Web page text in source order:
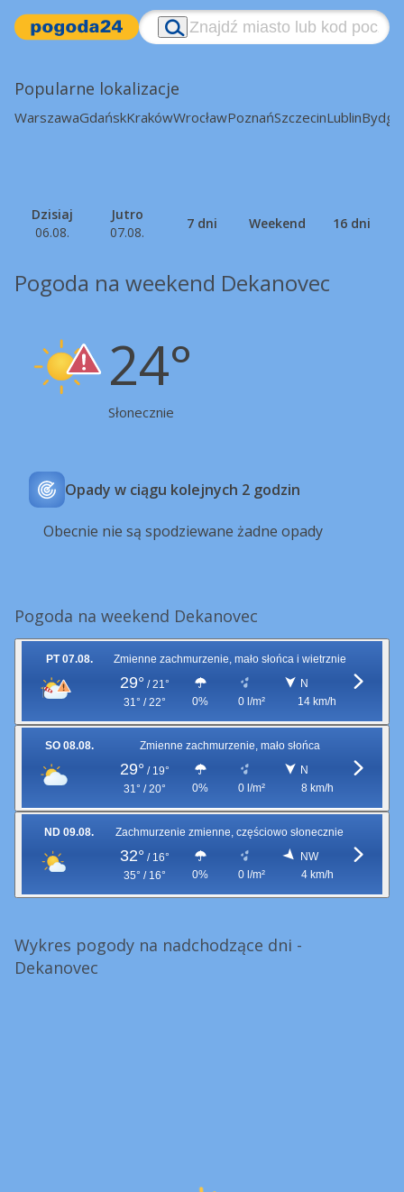
Popularne lokalizacje
WarszawaGdańskKrakówWrocławPoznańSzczecinLublin
Dzisiaj
06.08.
Jutro
07.08.
7 dni Weekend 16 dni
Pogoda na weekend Dekanovec
24°
Słonecznie
Opady w ciągu kolejnych 2 godzin
Obecnie nie są spodziewane żadne opady
Pogoda na weekend Dekanovec
PT 07.08. Zmienne zachmurzenie, mało słońca i wietrznie
29° / 21°
31° / 22°
0% 0 l/m²
N
14 km/h
SO 08.08. Zmienne zachmurzenie, mało słońca
29° / 19°
31° / 20°
0% 0 l/m²
N
8 km/h
ND 09.08. Zachmurzenie zmienne, częściowo słonecznie
32° / 16°
35° / 16°
0% 0 l/m²
NW
4 km/h
Wykres pogody na nadchodzące dni -
Dekanovec